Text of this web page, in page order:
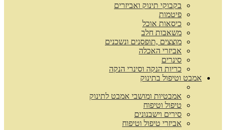
בקבוקי תינוק ואביזרים
פיטמות
כיסאות אוכל
משאבות חלב
מוצצים ,תופסנים ונשכנים
אביזרי האכלה
סינרים
כריות הנקה וסינרי הנקה
אמבט וטיפול בתינוק
אמבטיות ומושבי אמבט לתינוק
טיפול וטיפוח
סירים וישבנונים
אביזרי טיפול וטיפוח